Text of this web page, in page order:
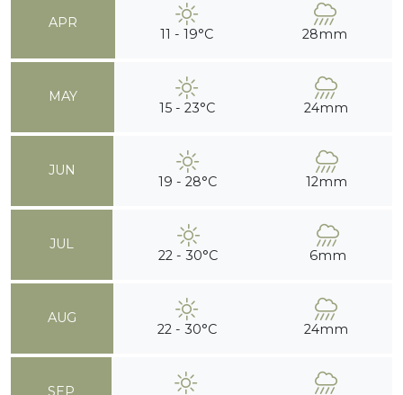
APR
11 - 19°C 28mm
MAY
15 - 23°C 24mm
JUN
19 - 28°C 12mm
JUL
22 - 30°C 6mm
AUG
22 - 30°C 24mm
SEP